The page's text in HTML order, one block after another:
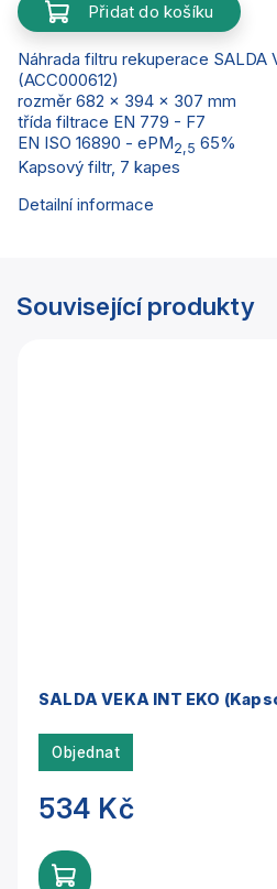
Přidat do košíku
Náhrada filtru rekuperace SALDA
(ACC000612)
rozměr 682 x 394 x 307 mm
třída filtrace EN 779 - F7
EN ISO 16890 - ePM2,5 65%
Kapsový filtr, 7 kapes
Detailní informace
Související produkty
SALDA VEKA INT EKO
Objednat
534 Kč